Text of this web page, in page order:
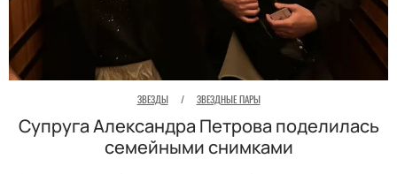
ЗВЕЗДЫ / ЗВЕЗДНЫЕ ПАРЫ
Супруга Александра Петрова поделилась
семейными снимками